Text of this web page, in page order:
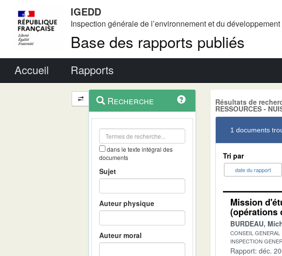
IGEDD
Inspection générale de l’environnement et du
Base des rapports publiés
Accueil Rapports
Navigation
et
outils
contextuel
Recherche
dans le texte intégral des
documents
Sujet
Auteur physique
Auteur moral
Résultats de
RESSOURCES -
1 documents
Tri par
date du rapport
Mission
(opérations
BURDEAU,
CONSEIL
INSPECTION
Rapport: déc.